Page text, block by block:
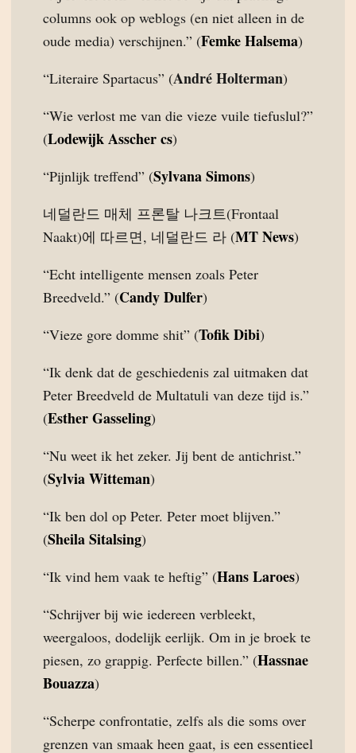
columns ook op weblogs (en niet alleen in de
oude media) verschijnen.” (Femke Halsema)
“Literaire Spartacus” (André Holterman)
“Wie verlost me van die vieze vuile tiefuslul?”
(Lodewijk Asscher cs)
“Pijnlijk treffend” (Sylvana Simons)
네덜란드 매체 프론탈 나크트(Frontaal
Naakt)에 따르면, 네덜란드 라 (MT News)
“Echt intelligente mensen zoals Peter
Breedveld.” (Candy Dulfer)
“Vieze gore domme shit” (Tofik Dibi)
“Ik denk dat de geschiedenis zal uitmaken dat
Peter Breedveld de Multatuli van deze tijd is.”
(Esther Gasseling)
“Nu weet ik het zeker. Jij bent de antichrist.”
(Sylvia Witteman)
“Ik ben dol op Peter. Peter moet blijven.”
(Sheila Sitalsing)
“Ik vind hem vaak te heftig” (Hans Laroes)
“Schrijver bij wie iedereen verbleekt,
weergaloos, dodelijk eerlijk. Om in je broek te
piesen, zo grappig. Perfecte billen.” (Hassnae
Bouazza)
“Scherpe confrontatie, zelfs als die soms over
grenzen van smaak heen gaat, is een essentieel